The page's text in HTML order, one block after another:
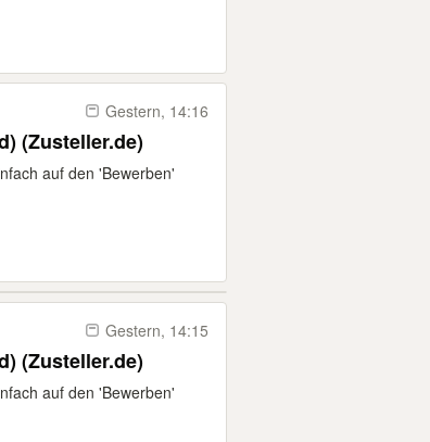
Gestern, 14:16
(Zusteller.de)
auf den 'Bewerben'
Gestern, 14:15
(Zusteller.de)
auf den 'Bewerben'